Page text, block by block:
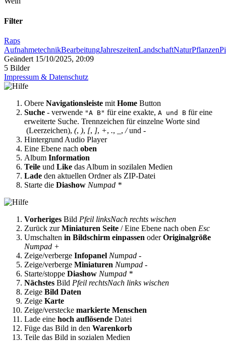
Filter
Raps
AufnahmetechnikBearbeitungJahreszeitenLandschaftNaturPflanzen
Geändert 15/10/2025, 20:09
5 Bilder
Impressum & Datenschutz
Obere Navigationsleiste mit Home Button
Suche - verwende "A B" für eine exakte, A und B für eine
erweiterte Suche. Trennzeichen für einzelne Worte sind
(Leerzeichen), (, ), [, ], +, ., , /und -
Hintergrund Audio Player
Eine Ebene nach oben
Album Information
Teile und Like das Album in sozilalen Medien
Lade den aktuellen Ordner als ZIP-Datei
Starte die Diashow Numpad *
Vorheriges Bild Pfeil linksNach rechts wischen
Zurück zurMiniaturen Seite / Eine Ebene nach oben Esc
Umschalten in Bildschirm einpassen oderOriginalgröße
Numpad +
Zeige/verberge Infopanel Numpad -
Zeige/verberge Miniaturen Numpad -
Starte/stoppe Diashow Numpad *
Nächstes Bild Pfeil rechtsNach links wischen
Zeige Bild Daten
Zeige Karte
Zeige/verstecke markierte Menschen
Lade eine hoch auflösende Datei
Füge das Bild in den Warenkorb
Teile das Bild in sozialen Medien